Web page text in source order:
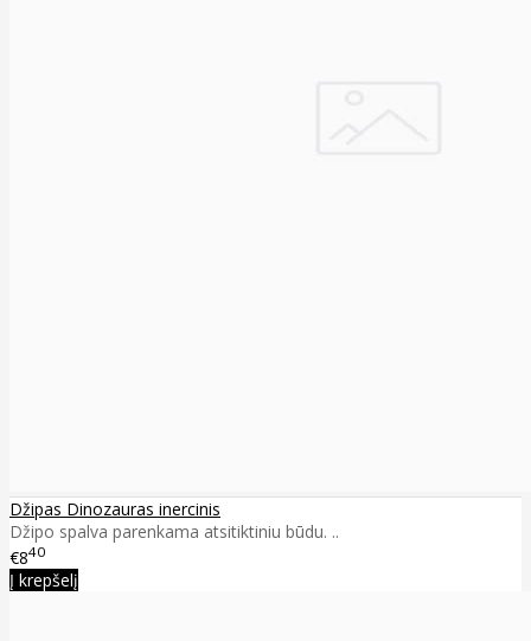
Džipas Dinozauras inercinis
Džipo spalva parenkama atsitiktiniu būdu. ..
€840
Į krepšelį